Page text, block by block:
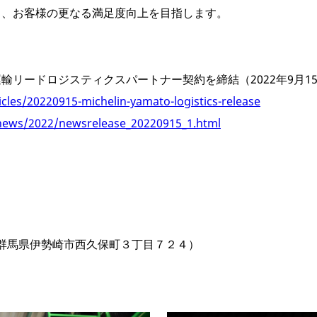
お客様の更なる満足度向上を目指します。
リードロジスティクスパートナー契約を締結（2022年9月
20220915-michelin-yamato-logistics-release
2022/newsrelease_20220915_1.html
県伊勢崎市西久保町３丁目７２４）